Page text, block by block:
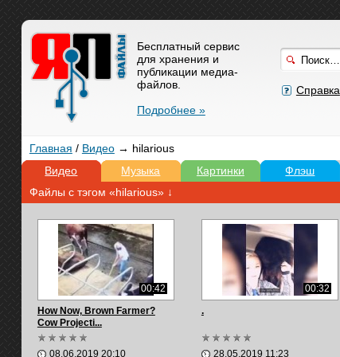
Справка
Бесплатный сервис
для хранения и
публикации медиа-
файлов.
Подробнее »
Главная / Видео→ hilarious
Видео
Музыка Картинки Флэш
Файлы с тэгом «hilarious» ↓
00:42
How Now, Brown Farmer?
Cow Projecti...
08.06.2019 20:10
00:32
.
28.05.2019 11:23